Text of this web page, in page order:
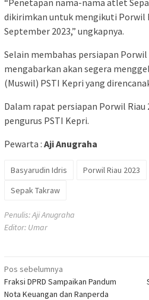
dikirimkan untuk mengikuti Porwil
September 2023,” ungkapnya.
Selain membahas persiapan Porwil
mengabarkan akan segera
(Muswil) PSTI Kepri yang
Dalam rapat persiapan Porwil
pengurus PSTI Kepri.
Pewarta : Aji Anugraha
Basyarudin Idris Porwil Riau 2023
Sepak Takraw
Penulis: Aji Anugraha
Editor: Umar
Navigasi
pos
Pos sebelumnya
Fraksi DPRD Sampaikan Pandum
Nota Keuangan dan Ranperda